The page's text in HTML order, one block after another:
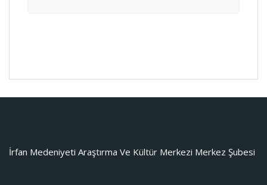
İrfan Medeniyeti Araştırma Ve Kültür Merkezi Merkez Şubesi